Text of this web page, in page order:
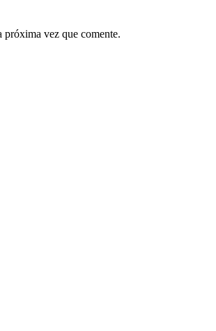
próxima vez que comente.